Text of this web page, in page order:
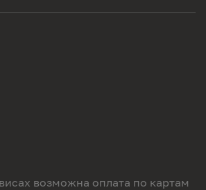
возможна оплата по картам